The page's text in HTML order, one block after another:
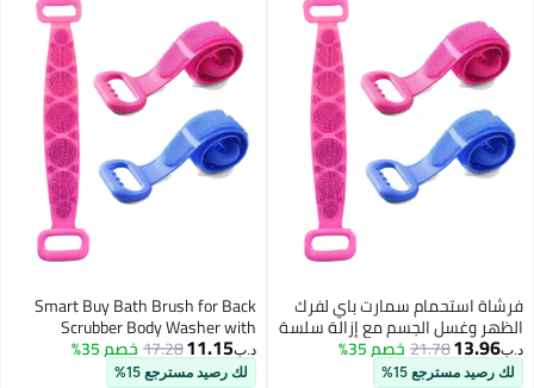
فرشاة استحمام سمارت باي لفرك
الظهر وغسل الجسم مع إزالة سلسة
للرجال والنساء (طقم من 2)
د.ب‏13.96
21.78خصم 35%
لك رصيد مسترجع 15%
Smart Buy Bath Brush for Back
Scrubber Body Washer with
Smooth Removal For Unisex - (Set
of 1).
د.ب‏11.15
17.28خصم 35%
لك رصيد مسترجع 15%